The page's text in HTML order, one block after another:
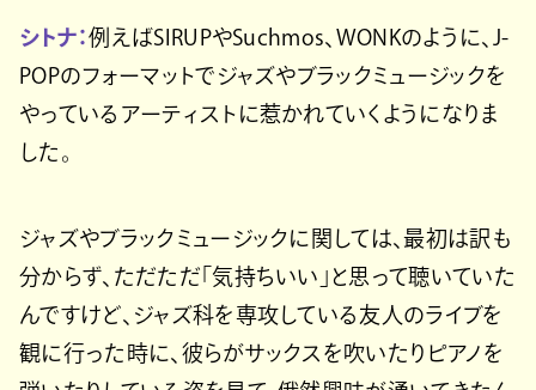
シトナ：例えばSIRUPやSuchmos、WONKのように、J-
POPのフォーマットでジャズやブラックミュージックを
やっているアーティストに惹かれていくようになりま
した。
ジャズやブラックミュージックに関しては、最初は訳も
分からず、ただただ「気持ちいい」と思って聴いていた
んですけど、ジャズ科を専攻している友人のライブを
観に行った時に、彼らがサックスを吹いたりピアノを